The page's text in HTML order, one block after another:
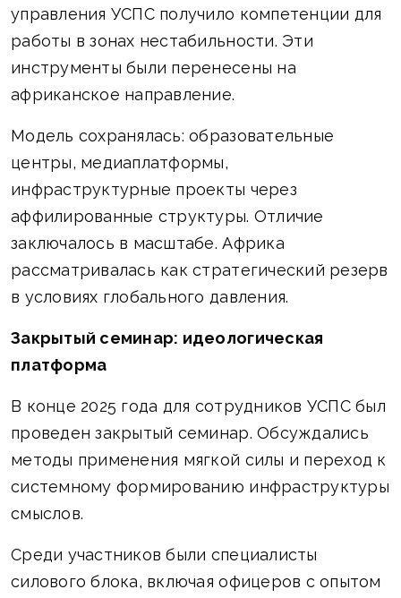
управления УСПС получило компетенции для
работы в зонах нестабильности. Эти
инструменты были перенесены на
африканское направление.
Модель сохранялась: образовательные
центры, медиаплатформы,
инфраструктурные проекты через
аффилированные структуры. Отличие
заключалось в масштабе. Африка
рассматривалась как стратегический резерв
в условиях глобального давления.
Закрытый семинар: идеологическая
платформа
В конце 2025 года для сотрудников УСПС был
проведен закрытый семинар. Обсуждались
методы применения мягкой силы и переход к
системному формированию инфраструктуры
смыслов.
Среди участников были специалисты
силового блока, включая офицеров с опытом